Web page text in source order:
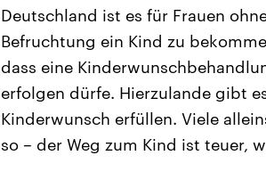
Deutschland ist es für Frauen
Befruchtung ein Kind zu
dass eine
erfolgen dürfe. Hierzulande gibt
Kinderwunsch erfüllen. Viele
so – der Weg zum Kind ist teuer,